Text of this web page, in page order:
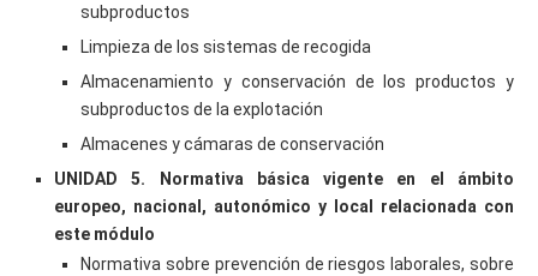
subproductos
Limpieza de los sistemas de recogida
Almacenamiento y conservación de los productos y
subproductos de la explotación
Almacenes y cámaras de conservación
UNIDAD 5. Normativa básica vigente en el ámbito
europeo, nacional, autonómico y local relacionada con
este módulo
Normativa sobre prevención de riesgos laborales, sobre